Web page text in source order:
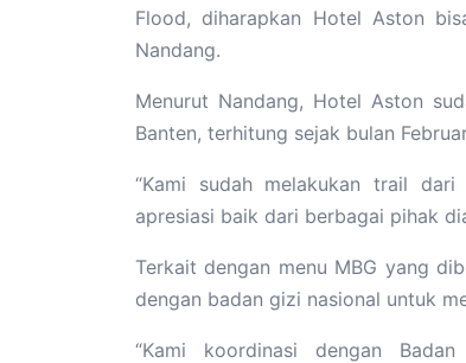
Flood, diharapkan Hotel Aston
Nandang.
Menurut Nandang, Hotel Aston
Banten, terhitung sejak bulan
“Kami sudah melakukan trail
apresiasi baik dari berbagai pihak
Terkait dengan menu MBG yang
dengan badan gizi nasional untuk
“Kami koordinasi dengan